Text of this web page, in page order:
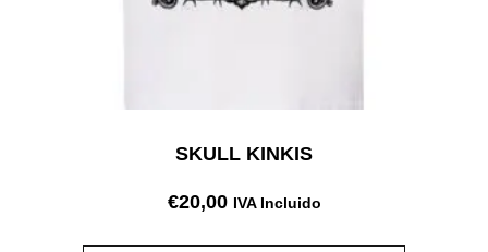
SKULL KINKIS
€20,00 IVA Incluido